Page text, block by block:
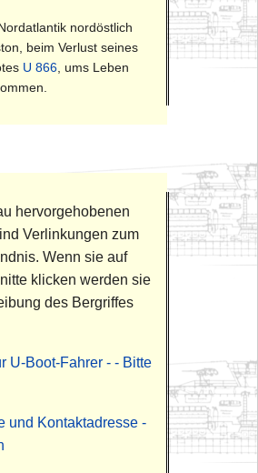
nordöstlich
beim Verlust seines
U 866, ums Leben
hervorgehobenen
Verlinkungen zum
Wenn sie auf
klicken werden sie
des Bergriffes
U-Boot-Fahrer - - Bitte
und Kontaktadresse -